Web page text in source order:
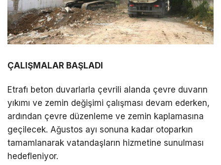
ÇALIŞMALAR BAŞLADI
Etrafı beton duvarlarla çevrili alanda çevre duvarın
yıkımı ve zemin değişimi çalışması devam ederken,
ardından çevre düzenleme ve zemin kaplamasına
geçilecek. Ağustos ayı sonuna kadar otoparkın
tamamlanarak vatandaşların hizmetine sunulması
hedefleniyor.